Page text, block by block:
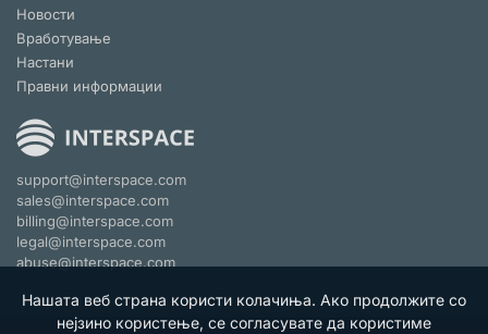
Новости
Вработување
Настани
Правни информации
support@interspace.com
sales@interspace.com
billing@interspace.com
legal@interspace.com
abuse@interspace.com
Нашата веб страна користи колачиња. Ако продолжите со
нејзино користење, се согласувате да користиме